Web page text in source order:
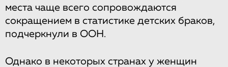
места чаще всего сопровождаются
сокращением в статистике детских браков,
подчеркнули в ООН.
Однако в некоторых странах у женщин